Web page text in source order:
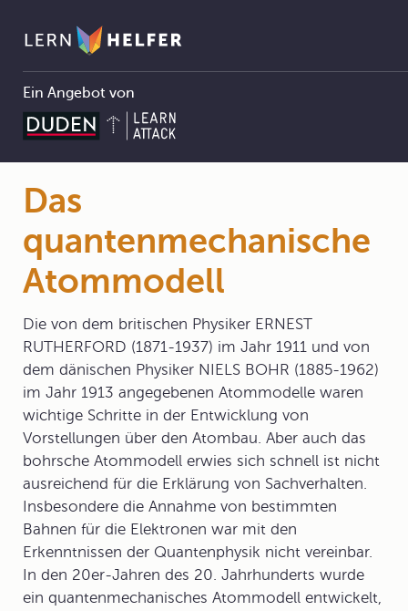
Ein Angebot von
Pfadnavigation
3.1.3 Das moderne quantenmechanische Atommodell Das quantenmechanische Atommodell
Das
quantenmechanische
Atommodell
Die von dem britischen Physiker ERNEST
RUTHERFORD (1871-1937) im Jahr 1911 und von
dem dänischen Physiker NIELS BOHR (1885-1962)
im Jahr 1913 angegebenen Atommodelle waren
wichtige Schritte in der Entwicklung von
Vorstellungen über den Atombau. Aber auch das
bohrsche Atommodell erwies sich schnell ist nicht
ausreichend für die Erklärung von Sachverhalten.
Insbesondere die Annahme von bestimmten
Bahnen für die Elektronen war mit den
Erkenntnissen der Quantenphysik nicht vereinbar.
In den 20er-Jahren des 20. Jahrhunderts wurde
ein quantenmechanisches Atommodell entwickelt,